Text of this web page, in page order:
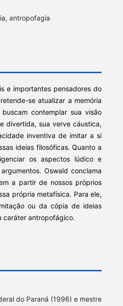
antropofagia
e importantes pensadores do
se atualizar a memória
contemplar sua visão
divertida, sua verve cáustica,
inventiva de imitar a si
ideias filosóficas. Quanto a
os aspectos lúdico e
Oswald conclama
a partir de nossos próprios
própria metafísica. Para ele,
ou da cópia de ideias
caráter antropofágico.
do Paraná (1996) e mestre